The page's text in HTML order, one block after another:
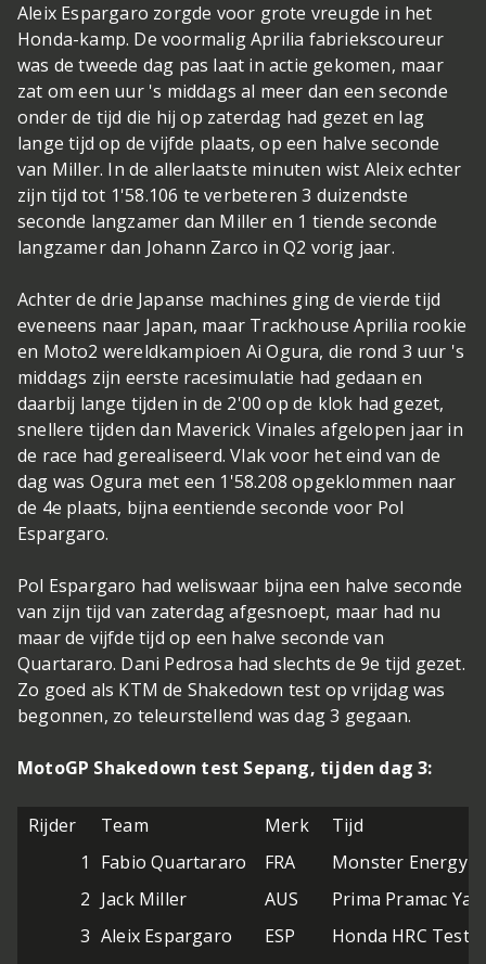
Aleix Espargaro zorgde voor grote vreugde in het
Honda-kamp. De voormalig Aprilia fabriekscoureur
was de tweede dag pas laat in actie gekomen, maar
zat om een uur 's middags al meer dan een seconde
onder de tijd die hij op zaterdag had gezet en lag
lange tijd op de vijfde plaats, op een halve seconde
van Miller. In de allerlaatste minuten wist Aleix echter
zijn tijd tot 1'58.106 te verbeteren 3 duizendste
seconde langzamer dan Miller en 1 tiende seconde
langzamer dan Johann Zarco in Q2 vorig jaar.
Achter de drie Japanse machines ging de vierde tijd
eveneens naar Japan, maar Trackhouse Aprilia rookie
en Moto2 wereldkampioen Ai Ogura, die rond 3 uur 's
middags zijn eerste racesimulatie had gedaan en
daarbij lange tijden in de 2'00 op de klok had gezet,
snellere tijden dan Maverick Vinales afgelopen jaar in
de race had gerealiseerd. Vlak voor het eind van de
dag was Ogura met een 1'58.208 opgeklommen naar
de 4e plaats, bijna eentiende seconde voor Pol
Espargaro.
Pol Espargaro had weliswaar bijna een halve seconde
van zijn tijd van zaterdag afgesnoept, maar had nu
maar de vijfde tijd op een halve seconde van
Quartararo. Dani Pedrosa had slechts de 9e tijd gezet.
Zo goed als KTM de Shakedown test op vrijdag was
begonnen, zo teleurstellend was dag 3 gegaan.
MotoGP Shakedown test Sepang, tijden dag 3:
Rijder Team Merk
Tijd
1
Fabio Quartararo FRA
Monster Energy
2 Jack Miller AUS
Prima Pramac
3 Aleix Espargaro ESP
Honda HRC Test